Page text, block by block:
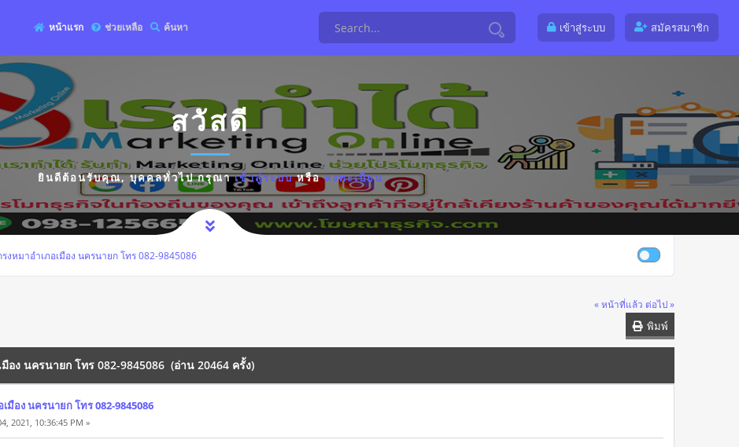
หน้าแรก ช่วยเหลือ ค้นหา เข้าสู่ระบบ สมัครสมาชิก
สวัสดี
ยินดีต้อนรับคุณ,บุคคลทั่วไปกรุณาเข้าสู่ระบบหรือลงทะเบียน
รงหมาอำเภอเมือง นครนายก โทร 082-9845086
« หน้าที่แล้ว ต่อไป »
พิมพ์
อง นครนายก โทร 082-9845086 (อ่าน 20464 ครั้ง)
มือง นครนายก โทร 082-9845086
2021, 10:36:45 PM »